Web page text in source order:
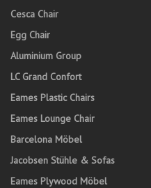
Cesca Chair
Egg Chair
Aluminium Group
LC Grand Confort
Eames Plastic Chairs
Eames Lounge Chair
Barcelona Möbel
Jacobsen Stühle & Sofas
Eames Plywood Möbel